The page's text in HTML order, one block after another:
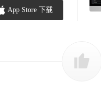
App Store 下载